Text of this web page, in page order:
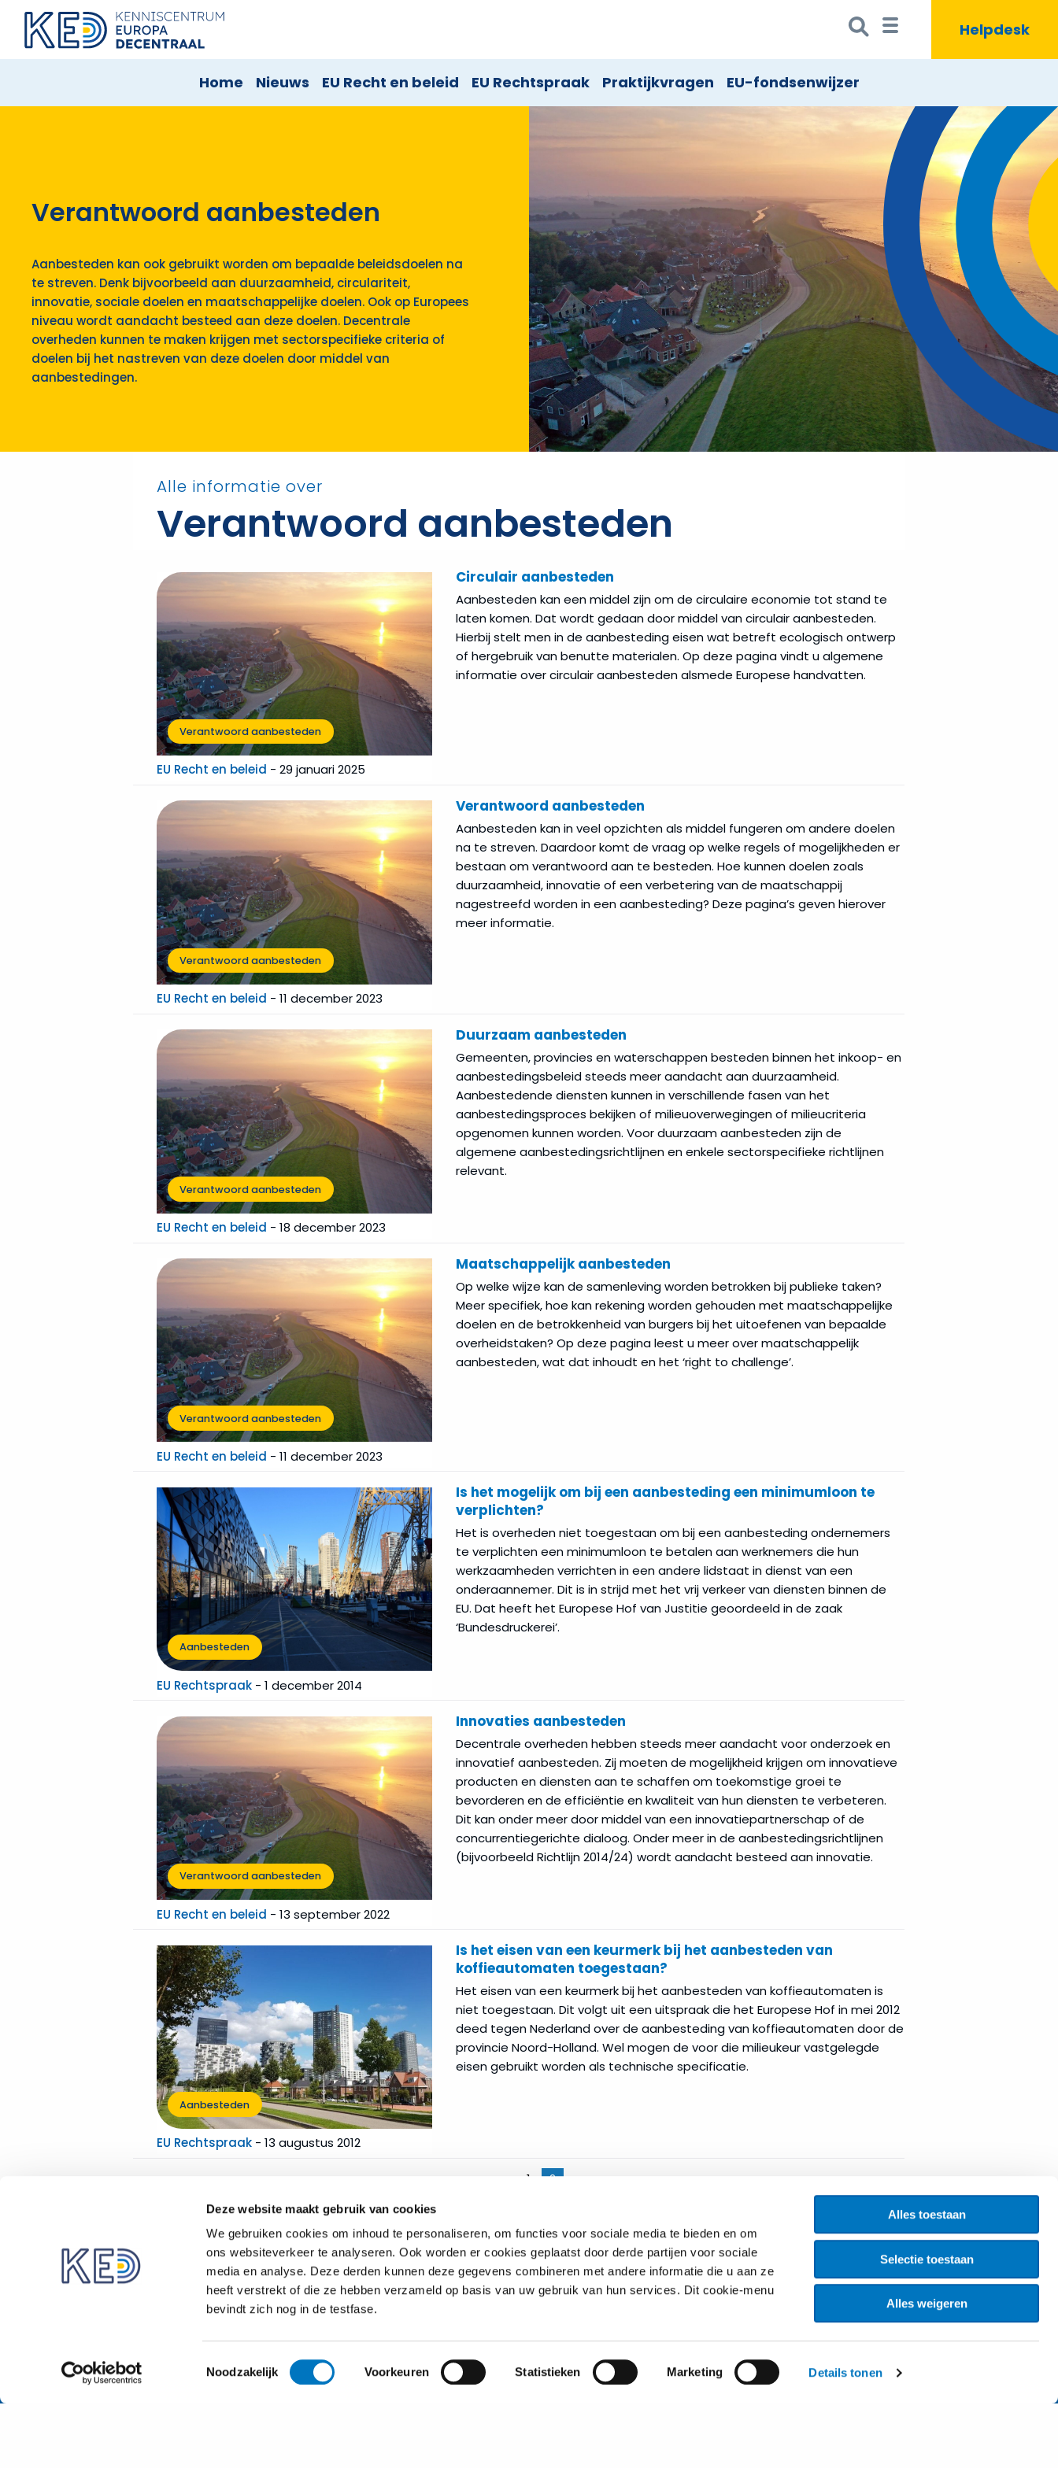
Deze website maakt gebruik van cookies
We gebruiken cookies om inhoud te personaliseren, om functies voor sociale media te bieden en om
ons websiteverkeer te analyseren. Ook worden er cookies geplaatst door derde partijen voor sociale
media en analyse. Deze derden kunnen deze gegevens combineren met andere informatie die u aan ze
heeft verstrekt of die ze hebben verzameld op basis van uw gebruik van hun services. Dit cookie-menu
bevindt zich nog in de testfase.
Toestemmingsselectie
Noodzakelijk Voorkeuren Statistieken Marketing Details tonen
Alles toestaan
Selectie toestaan
Alles weigeren
Zoeken
naar:
Zoekbutton Helpdesk
Home Nieuws EU Recht en beleid EU Rechtspraak Praktijkvragen EU-fondsenwijzer
Verantwoord aanbesteden
Aanbesteden kan ook gebruikt worden om bepaalde beleidsdoelen na
te streven. Denk bijvoorbeeld aan duurzaamheid, circulariteit,
innovatie, sociale doelen en maatschappelijke doelen. Ook op Europees
niveau wordt aandacht besteed aan deze doelen. Decentrale
overheden kunnen te maken krijgen met sectorspecifieke criteria of
doelen bij het nastreven van deze doelen door middel van
aanbestedingen.
Alle informatie over
Verantwoord aanbesteden
Verantwoord aanbesteden
EU Recht en beleid - 29 januari 2025
Circulair aanbesteden
Aanbesteden kan een middel zijn om de circulaire economie tot stand te
laten komen. Dat wordt gedaan door middel van circulair aanbesteden.
Hierbij stelt men in de aanbesteding eisen wat betreft ecologisch ontwerp
of hergebruik van benutte materialen. Op deze pagina vindt u algemene
informatie over circulair aanbesteden alsmede Europese handvatten.
Verantwoord aanbesteden
EU Recht en beleid - 11 december 2023
Verantwoord aanbesteden
Aanbesteden kan in veel opzichten als middel fungeren om andere doelen
na te streven. Daardoor komt de vraag op welke regels of mogelijkheden er
bestaan om verantwoord aan te besteden. Hoe kunnen doelen zoals
duurzaamheid, innovatie of een verbetering van de maatschappij
nagestreefd worden in een aanbesteding? Deze pagina’s geven hierover
meer informatie.
Verantwoord aanbesteden
EU Recht en beleid - 18 december 2023
Duurzaam aanbesteden
Gemeenten, provincies en waterschappen besteden binnen het inkoop- en
aanbestedingsbeleid steeds meer aandacht aan duurzaamheid.
Aanbestedende diensten kunnen in verschillende fasen van het
aanbestedingsproces bekijken of milieuoverwegingen of milieucriteria
opgenomen kunnen worden. Voor duurzaam aanbesteden zijn de
algemene aanbestedingsrichtlijnen en enkele sectorspecifieke richtlijnen
relevant.
Verantwoord aanbesteden
EU Recht en beleid - 11 december 2023
Maatschappelijk aanbesteden
Op welke wijze kan de samenleving worden betrokken bij publieke taken?
Meer specifiek, hoe kan rekening worden gehouden met maatschappelijke
doelen en de betrokkenheid van burgers bij het uitoefenen van bepaalde
overheidstaken? Op deze pagina leest u meer over maatschappelijk
aanbesteden, wat dat inhoudt en het ‘right to challenge’.
Aanbesteden
EU Rechtspraak- 1 december 2014
Is het mogelijk om bij een aanbesteding een minimumloon te
verplichten?
Het is overheden niet toegestaan om bij een aanbesteding ondernemers
te verplichten een minimumloon te betalen aan werknemers die hun
werkzaamheden verrichten in een andere lidstaat in dienst van een
onderaannemer. Dit is in strijd met het vrij verkeer van diensten binnen de
EU. Dat heeft het Europese Hof van Justitie geoordeeld in de zaak
‘Bundesdruckerei’.
Verantwoord aanbesteden
EU Recht en beleid - 13 september 2022
Innovaties aanbesteden
Decentrale overheden hebben steeds meer aandacht voor onderzoek en
innovatief aanbesteden. Zij moeten de mogelijkheid krijgen om innovatieve
producten en diensten aan te schaffen om toekomstige groei te
bevorderen en de efficiëntie en kwaliteit van hun diensten te verbeteren.
Dit kan onder meer door middel van een innovatiepartnerschap of de
concurrentiegerichte dialoog. Onder meer in de aanbestedingsrichtlijnen
(bijvoorbeeld Richtlijn 2014/24) wordt aandacht besteed aan innovatie.
Aanbesteden
EU Rechtspraak- 13 augustus 2012
Is het eisen van een keurmerk bij het aanbesteden van
koffieautomaten toegestaan?
Het eisen van een keurmerk bij het aanbesteden van koffieautomaten is
niet toegestaan. Dit volgt uit een uitspraak die het Europese Hof in mei 2012
deed tegen Nederland over de aanbesteding van koffieautomaten door de
provincie Noord-Holland. Wel mogen de voor die milieukeur vastgelegde
eisen gebruikt worden als technische specificatie.
paginering
1 2
Privacyverklaring
A-Z index
Contact
Diensten